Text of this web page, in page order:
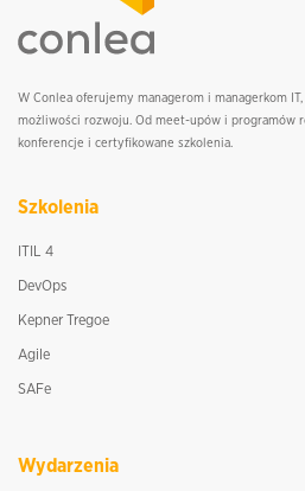
W Conlea oferujemy managerom i managerkom IT,
możliwości rozwoju. Od meet-upów i programów
konferencje i certyfikowane szkolenia.
Szkolenia
ITIL 4
DevOps
Kepner Tregoe
Agile
SAFe
Wydarzenia